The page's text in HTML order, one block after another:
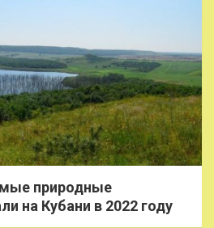
природные
на Кубани в 2022 году